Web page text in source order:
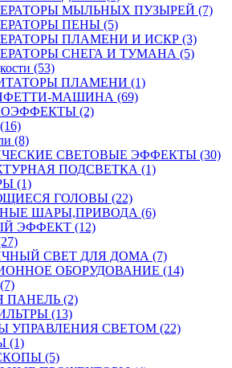
МЫЛЬНЫХ ПУЗЫРЕЙ (7)
ПЕНЫ (5)
ПЛАМЕНИ И ИСКР (3)
СНЕГА И ТУМАНА (5)
(53)
ПЛАМЕНИ (1)
МАШИНА (69)
(2)
(8)
СВЕТОВЫЕ ЭФФЕКТЫ (30)
ПОДСВЕТКА (1)
(1)
ГОЛОВЫ (22)
ШАРЫ,ПРИВОДА (6)
ЭФФЕКТ (12)
СВЕТ ДЛЯ ДОМА (7)
ОБОРУДОВАНИЕ (14)
ПАНЕЛЬ (2)
(13)
УПРАВЛЕНИЯ СВЕТОМ (22)
(1)
(5)